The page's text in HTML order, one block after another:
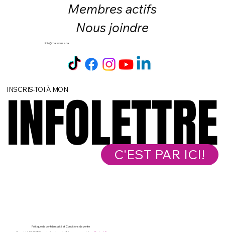
Membres actifs
Nous joindre
lidia@mataverse.ca
INSCRIS-TOI À MON
INFOLETTRE
INFOLETTRE
C'EST PAR ICI!
Politique de confidentialité etConditions de vente